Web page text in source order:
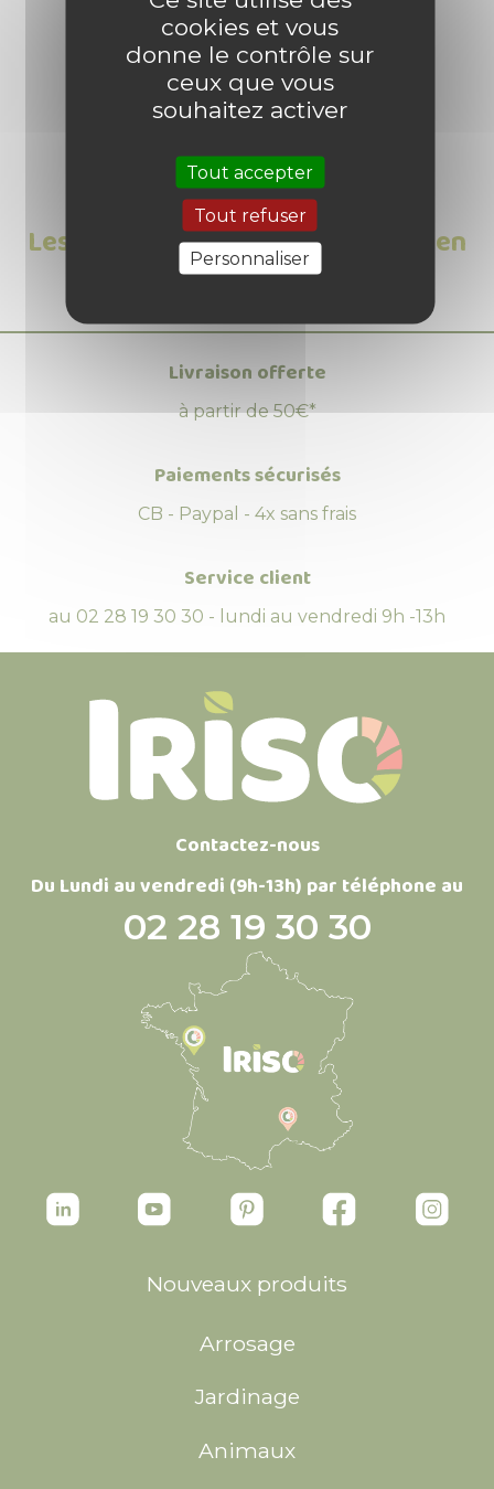
15 produit(s) vendu(s)
1avis
Les Avis clients sur Pulvérisateur en
verre pour plantes - Orange
Livraison offerte
à partir de 50€*
Paiements sécurisés
CB - Paypal - 4x sans frais
Service client
au 02 28 19 30 30 - lundi au vendredi 9h -13h
Contactez-nous
Du Lundi au vendredi (9h-13h) par téléphone au
02 28 19 30 30
Nouveaux produits
Arrosage
Jardinage
Animaux
cookies et vous
donne le contrôle sur
ceux que vous
souhaitez activer
Tout accepter
Tout refuser
Personnaliser